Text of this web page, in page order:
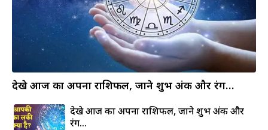
देखे आज का अपना राशिफल, जाने शुभ अंक और रंग…
देखे आज का अपना राशिफल, जाने शुभ अंक और
रंग…